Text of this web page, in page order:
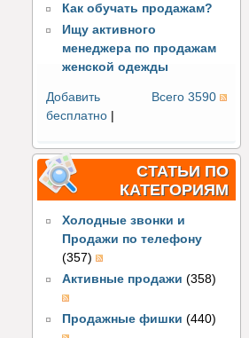
Как обучать продажам?
Ищу активного
менеджера по продажам
женской одежды
Всего 3590
Добавить
бесплатно |
СТАТЬИ ПО
КАТЕГОРИЯМ
Холодные звонки и
Продажи по телефону
(357)
Активные продажи (358)
Продажные фишки (440)